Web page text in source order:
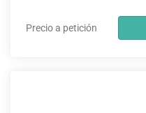
Precio a petición